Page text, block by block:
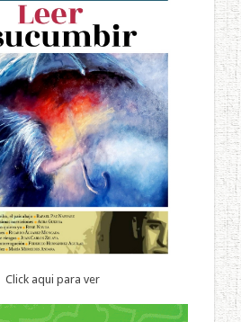
Click aqui para ver